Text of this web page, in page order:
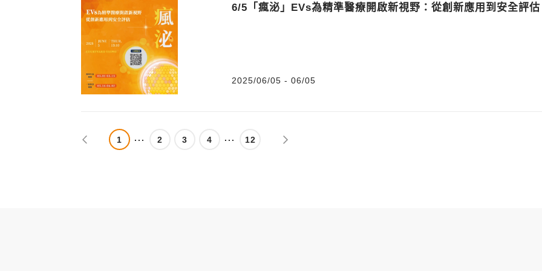
6/5「瘋泌」EVs為精準醫療開啟新視野：從創新應用到安全評估
2025/06/05 - 06/05
1 2 3 4 12